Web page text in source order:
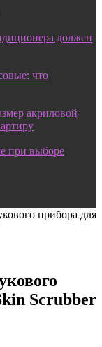
должен
что
акриловой
при выборе
прибора для
Scrubber